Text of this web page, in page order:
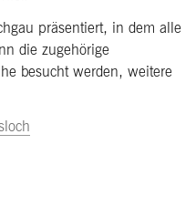
präsentiert, in dem alle
die zugehörige
besucht werden, weitere